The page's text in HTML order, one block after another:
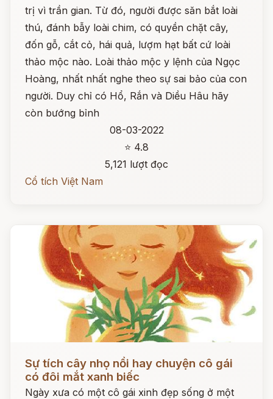
trị vì trần gian. Từ đó, người được săn bắt loài
thú, đánh bẫy loài chim, có quyền chặt cây,
đốn gỗ, cắt cỏ, hái quả, lượm hạt bất cứ loài
thảo mộc nào. Loài thảo mộc y lệnh của Ngọc
Hoàng, nhất nhất nghe theo sự sai bảo của con
người. Duy chỉ có Hổ, Rắn và Diều Hâu hãy
còn bướng bỉnh
08-03-2022
⭐ 4.8
5,121 lượt đọc
Cổ tích Việt Nam
Sự tích cây nhọ nồi hay chuyện cô gái
có đôi mắt xanh biếc
Ngày xưa có một cô gái xinh đẹp sống ở một